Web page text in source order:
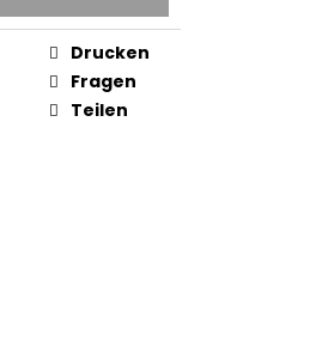
Drucken
Fragen
Teilen